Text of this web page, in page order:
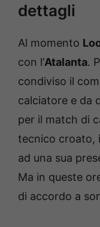
dettagli
Al momento
con l’Atalanta.
condiviso il
calciatore e da
per il match di
tecnico croato,
ad una sua
Ma in queste
di accordo a